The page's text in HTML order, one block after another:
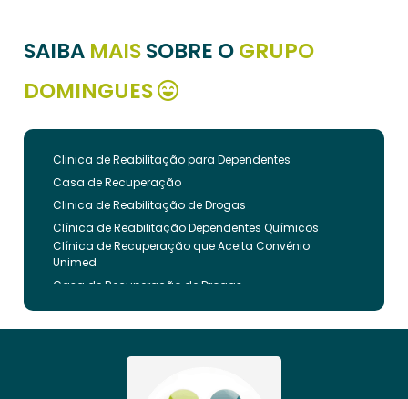
SAIBA MAISSOBRE OGRUPO
DOMINGUES
Clinica de Reabilitação para Dependentes
Casa de Recuperação
Clinica de Reabilitação de Drogas
Clínica de Reabilitação Dependentes Químicos
Clínica de Recuperação que Aceita Convênio
Unimed
Casa de Recuperação de Drogas
Clínica de Reabilitação de Dependentes Químicos
Clinica de Recuperação de Drogas Pelo Bradesco
Internação Involuntária que Aceita Convenio